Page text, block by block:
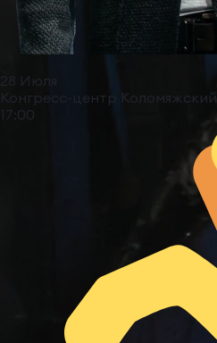
28 Июля
Конгресс-центр Коломяжский
17:00